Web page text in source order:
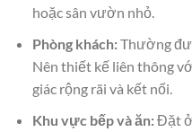
hoặc sân vườn nhỏ.
Phòng khách:Thường
Nên thiết kế liên thông
giác rộng rãi và kết nối.
Khu vực bếp và ăn:Đặt ở